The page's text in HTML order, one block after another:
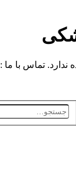
ما : 02188801465